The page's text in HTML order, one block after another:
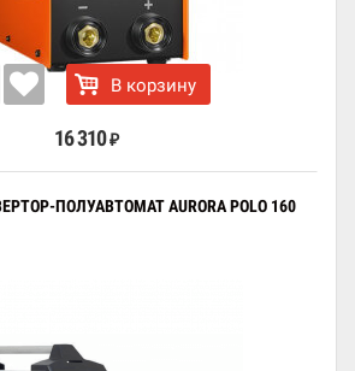
В корзину
16 310 ₽
ПОЛУАВТОМАТ AURORA POLO 160